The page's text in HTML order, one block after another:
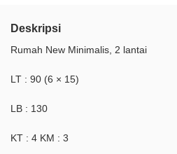
Deskripsi
Rumah New Minimalis, 2 lantai
LT : 90 (6 × 15)
LB : 130
KT : 4 KM : 3